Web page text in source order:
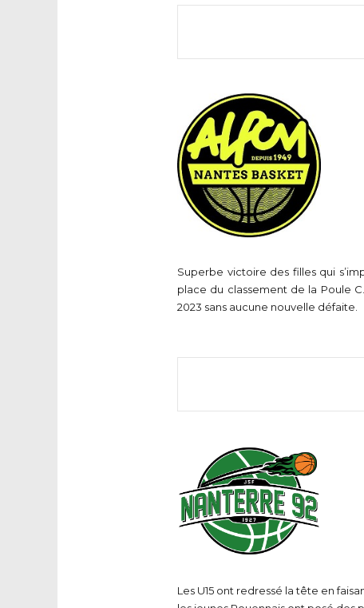
Superbe victoire des filles qui
place du classement de la Poule
2023 sans aucune nouvelle défaite.
Les U15 ont redressé la tête en